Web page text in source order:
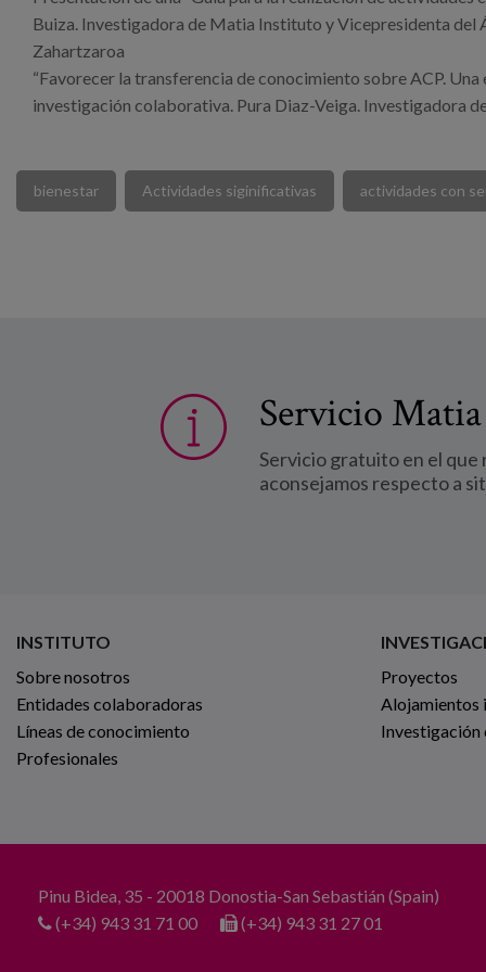
Buiza. Investigadora de Matia Instituto y Vicepresidenta del
Zahartzaroa
“Favorecer la transferencia de conocimiento sobre ACP.
investigación colaborativa. Pura Diaz-Veiga. Investigadora
bienestar Actividades siginificativas actividades con
Servicio
Servicio gratuito en el que
aconsejamos respecto a
INSTITUTO
Sobre nosotros
Entidades colaboradoras
Líneas de conocimiento
Profesionales
Proyectos
Alojamientos
Pinu Bidea, 35 - 20018 Donostia-San Sebastián (Spain)
(+34) 943 31 71 00
(+34) 943 31 27 01